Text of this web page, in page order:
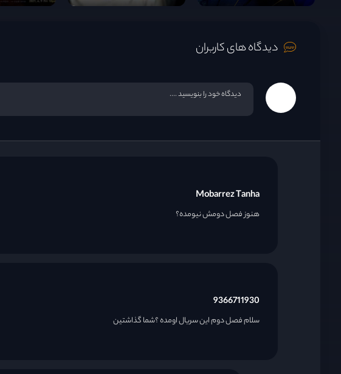
قسمت 20
قسمت 23
دیدگاه های کاربران
Mobarrez Tanha
هنوز فصل دومش نیومده؟
9366711930
سلام فصل دوم این سریال اومده ؟شما گذاشتین